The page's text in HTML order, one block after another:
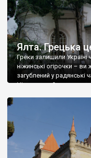
Ялта. Грецька
Греки залишили
ніжинські огірочки – ви
загублений у радянські
Ніжин греки?